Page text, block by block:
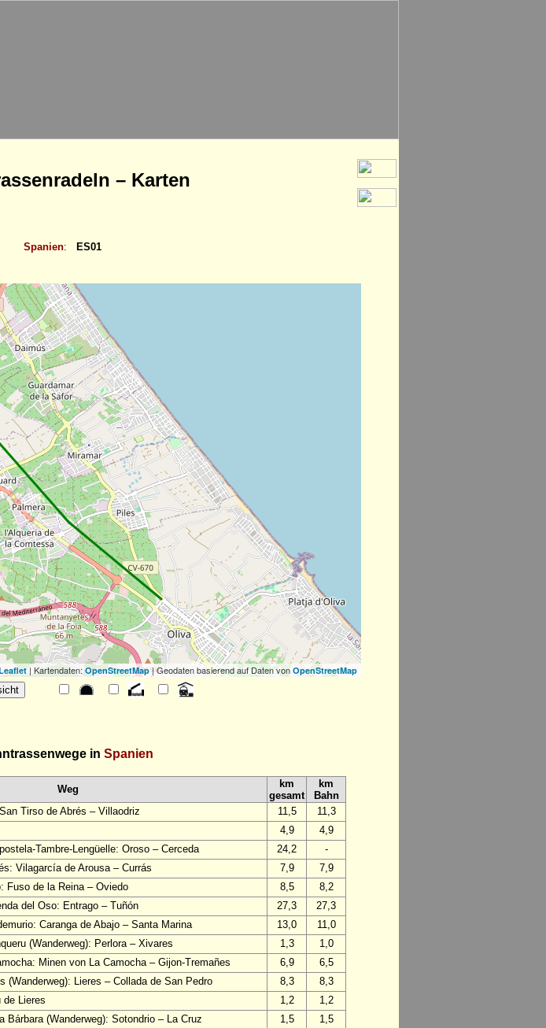
– Karten
Spanien: ES01
| Kartendaten:OpenStreetMap| Geodaten basierend auf Daten von OpenStreetMap
in Spanien
Weg
km
gesamt
km
Bahn
Tirso de Abrés – Villaodriz 11,5
11,3
4,9
4,9
Tambre-Lengüelle: Oroso – Cerceda 24,2
-
Vilagarcía de Arousa – Currás 7,9
7,9
Fuso de la Reina – Oviedo 8,5
8,2
del Oso: Entrago – Tuñón 27,3
27,3
Caranga de Abajo – Santa Marina 13,0
11,0
(Wanderweg): Perlora – Xivares 1,3
1,0
Minen von La Camocha – Gijon-Tremañes 6,9
6,5
(Wanderweg): Lieres – Collada de San Pedro 8,3
8,3
Lieres 1,2
1,2
Bárbara (Wanderweg): Sotondrio – La Cruz 1,5
1,5